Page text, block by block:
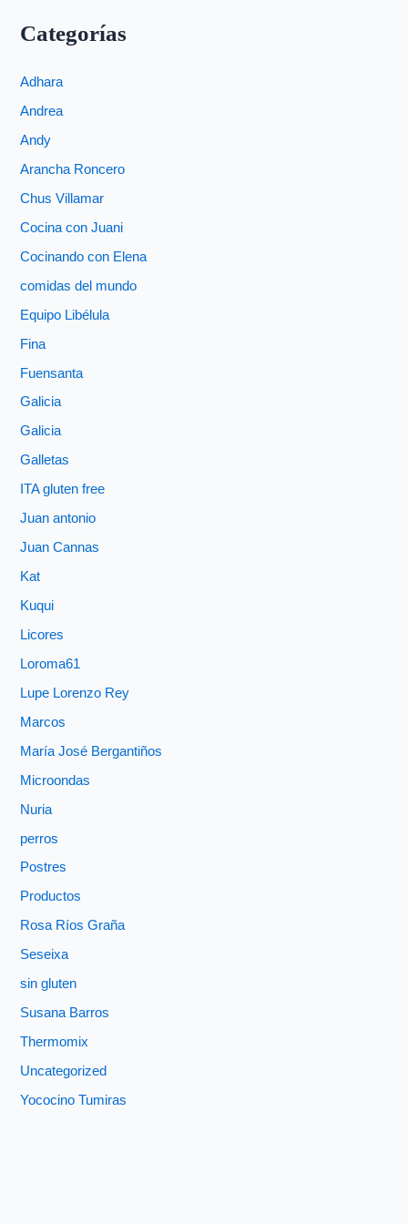
Categorías
Adhara
Andrea
Andy
Arancha Roncero
Chus Villamar
Cocina con Juani
Cocinando con Elena
comidas del mundo
Equipo Libélula
Fina
Fuensanta
Galicia
Galicia
Galletas
ITA gluten free
Juan antonio
Juan Cannas
Kat
Kuqui
Licores
Loroma61
Lupe Lorenzo Rey
Marcos
María José Bergantiños
Microondas
Nuria
perros
Postres
Productos
Rosa Ríos Graña
Seseixa
sin gluten
Susana Barros
Thermomix
Uncategorized
Yococino Tumiras